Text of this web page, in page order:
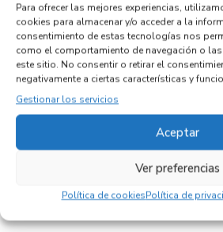
Para ofrecer las mejores experiencias,
cookies para almacenar y/o acceder a la
consentimiento de estas tecnologías nos
como el comportamiento de navegación o
este sitio. No consentir o retirar el
negativamente a ciertas características y
Gestionar los servicios
Aceptar
Ver preferencias
Política de cookiesPolítica de
MANETA EXTERIOR
YC15-V22401-0
Recambios FORD TRANSIT FURGÓN
Referencia ID: 138932